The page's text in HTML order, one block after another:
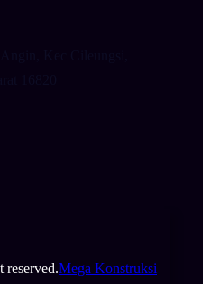
Mega Konstruksi